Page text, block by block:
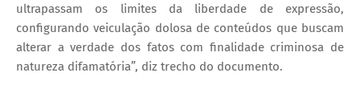
ultrapassam os limites da liberdade de expressão,
configurando veiculação dolosa de conteúdos que buscam
alterar a verdade dos fatos com finalidade criminosa de
natureza difamatória”, diz trecho do documento.